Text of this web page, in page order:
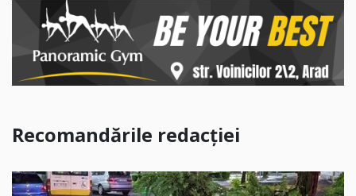
Recomandările redacției